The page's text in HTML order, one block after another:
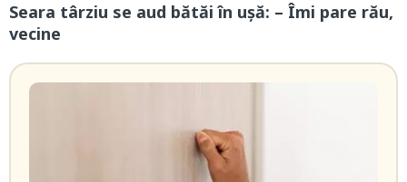
Seara târziu se aud bătăi în uşă: – Îmi pare rău,
vecine